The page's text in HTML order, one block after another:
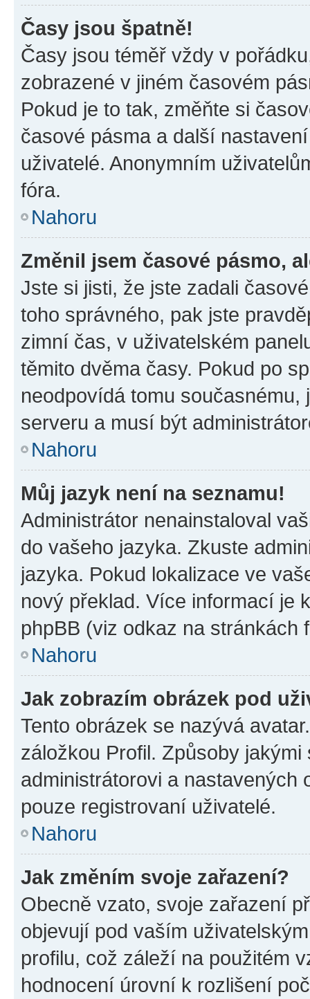
Časy jsou špatně!
Časy jsou téměř vždy v
zobrazené v jiném časovém
Pokud je to tak, změňte si
časové pásma a další
uživatelé. Anonymním
fóra.
Nahoru
Změnil jsem časové pásmo,
Jste si jisti, že jste zadali
toho správného, pak jste
zimní čas, v uživatelském
těmito dvěma časy. Pokud po
neodpovídá tomu
serveru a musí být
Nahoru
Můj jazyk není na seznamu!
Administrátor nenainstaloval
do vašeho jazyka. Zkuste
jazyka. Pokud lokalizace ve
nový překlad. Více informací je
phpBB (viz odkaz na stránkách
Nahoru
Jak zobrazím obrázek pod
Tento obrázek se nazývá
záložkou Profil. Způsoby
administrátorovi a nastavených
pouze registrovaní uživatelé.
Nahoru
Jak změním svoje zařazení?
Obecně vzato, svoje zařazení
objevují pod vaším
profilu, což záleží na použitém
hodnocení úrovní k rozlišení